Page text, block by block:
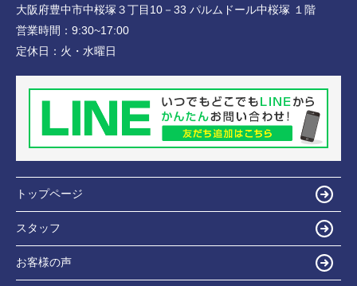
大阪府豊中市中桜塚３丁目10－33 パルムドール中桜塚 １階
営業時間： 9:30~17:00
定休日： 火・水曜日
トップページ
スタッフ
お客様の声